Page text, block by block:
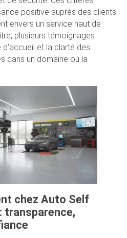
positive auprès des clients
envers un service haut de
plusieurs témoignages
et la clarté des
dans un domaine où la
chez Auto Self
transparence,